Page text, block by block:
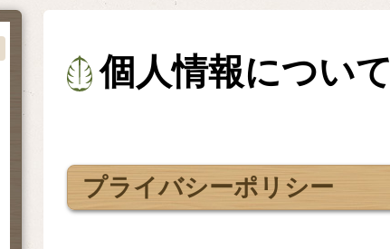
個人情報について
プライバシーポリシー